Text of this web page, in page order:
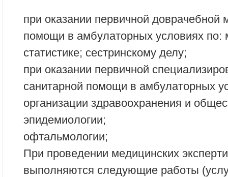
при оказании первичной доврачебной
помощи в амбулаторных условиях по:
статистике; сестринскому делу;
при оказании первичной
санитарной помощи в амбулаторных
организации здравоохранения и
эпидемиологии;
офтальмологии;
При проведении медицинских
выполняются следующие работы